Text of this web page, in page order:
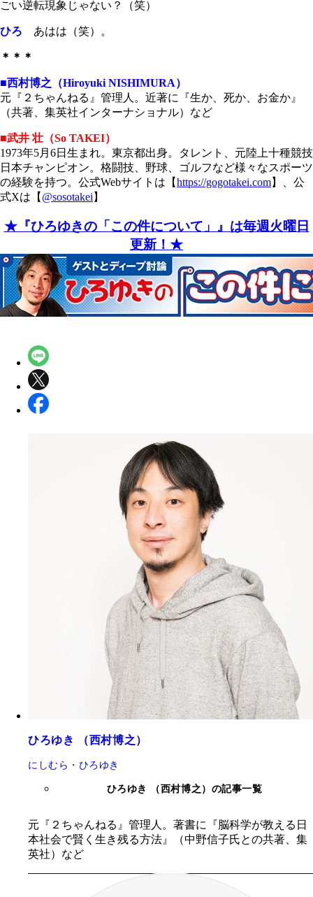
ごい逆転現象じゃない？（笑）
ひろ あはは（笑）。
＊＊＊
■西村博之（Hiroyuki NISHIMURA）
元『２ちゃんねる』管理人。近著に『生か、死か、お金か』
（共著、集英社インターナショナル）など
■武井 壮（So TAKEI）
1973年5月6日生まれ。東京都出身。タレント、元陸上十種競技
日本チャンピオン。格闘技、野球、ゴルフなど様々なスポーツ
の経験を持つ。公式Webサイトは【https://gogotakei.com】、公
式Xは【 @sosotakei 】
★『ひろゆきの「 この件について」』は毎週火曜日
更新！★
ひろゆき （西村博之）
にしむら・ひろゆき
ひろゆき （西村博之）の記事一覧
元『２ちゃんねる』管理人。著書に『脳科学が教える日
本社会で賢く生き残る方法』（中野信子氏との共著、集
英社）など